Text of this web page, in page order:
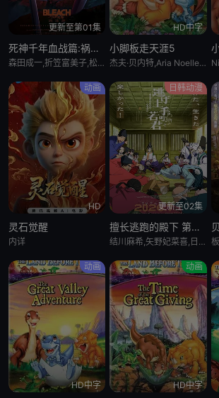
更新至第01集
死神千年血战篇:祸进谭:动漫
森田成一,折笠富美子,松冈由贵,安元洋贵,杉山纪彰,高木涉,伊藤健太郎,三木真一郎,雪野五月,大塚明夫,桑岛法子,樫井笙人,小野坂昌也,置鲇龙太郎,杉田智和,朴璐美,立木文彦,石川英郎,速水奖,高木礼子,长嶝高士,石冢小夜里,稻田彻,诹访部顺一,清都亚里沙,丰口惠美,市来光弘,菅生隆之,梅原裕一郎,武内骏辅,小山刚志
HD中字
小脚板走天涯5
杰夫·贝内特,Aria Noelle Curzon,托马斯·戴克,米丽亚姆·福林,乔恩·因戈尔,Bradon La Croix
动画
HD
灵石觉醒
内详
日韩动漫
更新至02集
擅长逃跑的殿下 第二季
结川麻希,矢野妃菜喜,日野麻里,铃代纱弓,悠木碧,户谷菊之介,中村悠一,小西克幸
动画
HD中字
动画
HD中字